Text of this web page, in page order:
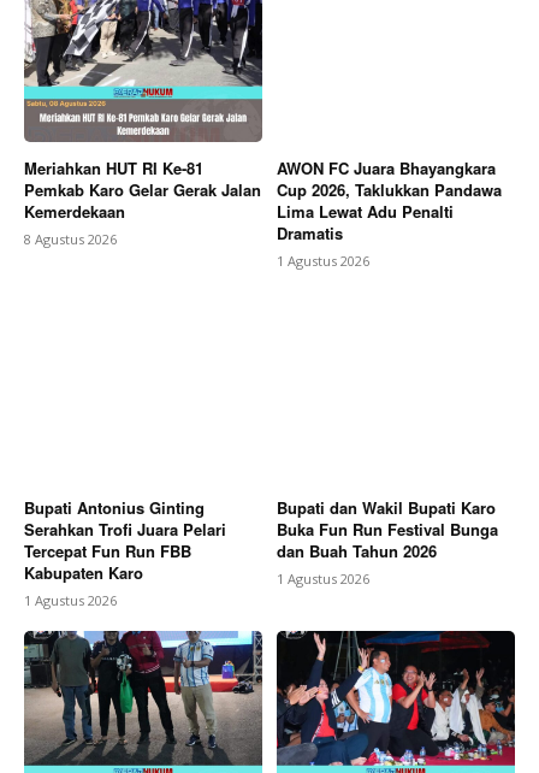
Meriahkan HUT RI Ke-81
Pemkab Karo Gelar Gerak Jalan
Kemerdekaan
8 Agustus 2026
AWON FC Juara Bhayangkara
Cup 2026, Taklukkan Pandawa
Lima Lewat Adu Penalti
Dramatis
1 Agustus 2026
Bupati Antonius Ginting
Serahkan Trofi Juara Pelari
Tercepat Fun Run FBB
Kabupaten Karo
1 Agustus 2026
Bupati dan Wakil Bupati Karo
Buka Fun Run Festival Bunga
dan Buah Tahun 2026
1 Agustus 2026